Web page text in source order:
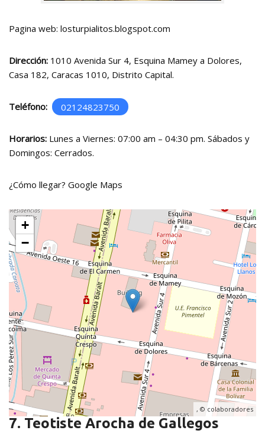
Pagina web: losturpialitos.blogspot.com
Dirección: 1010 Avenida Sur 4, Esquina Mamey a Dolores,
Casa 182, Caracas 1010, Distrito Capital.
Teléfono: 02124823750
Horarios: Lunes a Viernes: 07:00 am – 04:30 pm. Sábados y
Domingos: Cerrados.
¿Cómo llegar? Google Maps
+
−
, © colaboradores
7. Teotiste Arocha de Gallegos